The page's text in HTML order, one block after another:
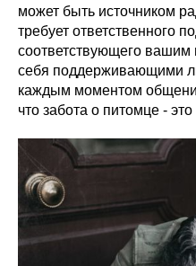
может быть источником
требует ответственного
соответствующего вашим
себя поддерживающими
каждым моментом
что забота о питомце -